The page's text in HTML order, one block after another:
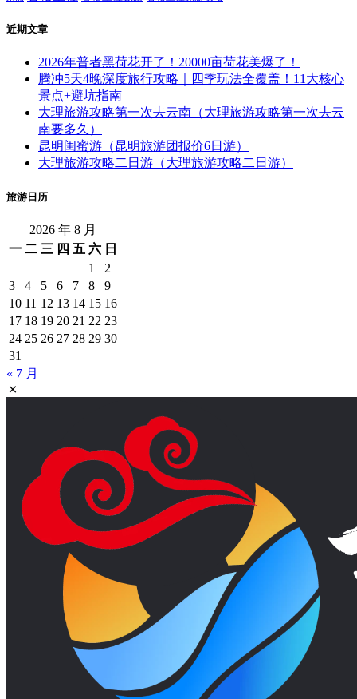
近期文章
2026年普者黑荷花开了！20000亩荷花美爆了！
腾冲5天4晚深度旅行攻略｜四季玩法全覆盖！11大核心
景点+避坑指南
大理旅游攻略第一次去云南（大理旅游攻略第一次去云
南要多久）
昆明闺蜜游（昆明旅游团报价6日游）
大理旅游攻略二日游（大理旅游攻略二日游）
旅游日历
2026 年 8 月
一 二 三 四 五 六 日
1
2
3
4 5 6 7 8
9
10 11 12 13 14 15 16
17 18 19 20 21 22 23
24 25 26 27 28 29 30
31
« 7 月